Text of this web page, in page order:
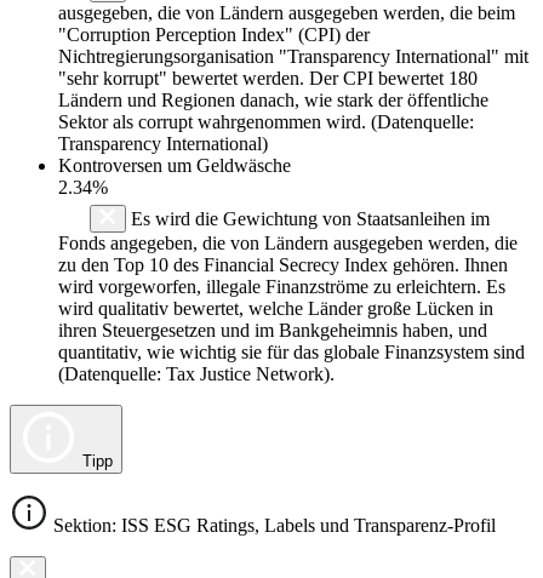
ausgegeben, die von Ländern ausgegeben werden, die beim
"Corruption Perception Index" (CPI) der
Nichtregierungsorganisation "Transparency International" mit
"sehr korrupt" bewertet werden. Der CPI bewertet 180
Ländern und Regionen danach, wie stark der öffentliche
Sektor als corrupt wahrgenommen wird. (Datenquelle:
Transparency International)
Kontroversen um Geldwäsche
2.34%
Es wird die Gewichtung von Staatsanleihen im
Fonds angegeben, die von Ländern ausgegeben werden, die
zu den Top 10 des Financial Secrecy Index gehören. Ihnen
wird vorgeworfen, illegale Finanzströme zu erleichtern. Es
wird qualitativ bewertet, welche Länder große Lücken in
ihren Steuergesetzen und im Bankgeheimnis haben, und
quantitativ, wie wichtig sie für das globale Finanzsystem sind
(Datenquelle: Tax Justice Network).
Tipp
Sektion: ISS ESG Ratings, Labels und Transparenz-Profil